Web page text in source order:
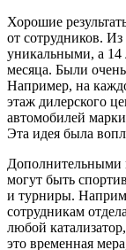
Хорошие
от сотрудников.
уникальными, а 14
месяца. Были
Например, на
этаж дилерского
автомобилей
Эта идея была
Дополнительными
могут быть
и турниры.
сотрудникам
любой
это временная